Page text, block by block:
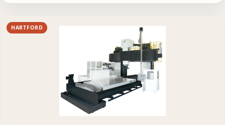
HARTFORD